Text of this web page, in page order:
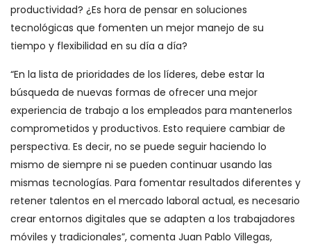
productividad? ¿Es hora de pensar en soluciones
tecnológicas que fomenten un mejor manejo de su
tiempo y flexibilidad en su día a día?
“En la lista de prioridades de los líderes, debe estar la
búsqueda de nuevas formas de ofrecer una mejor
experiencia de trabajo a los empleados para mantenerlos
comprometidos y productivos. Esto requiere cambiar de
perspectiva. Es decir, no se puede seguir haciendo lo
mismo de siempre ni se pueden continuar usando las
mismas tecnologías. Para fomentar resultados diferentes y
retener talentos en el mercado laboral actual, es necesario
crear entornos digitales que se adapten a los trabajadores
móviles y tradicionales”, comenta Juan Pablo Villegas,